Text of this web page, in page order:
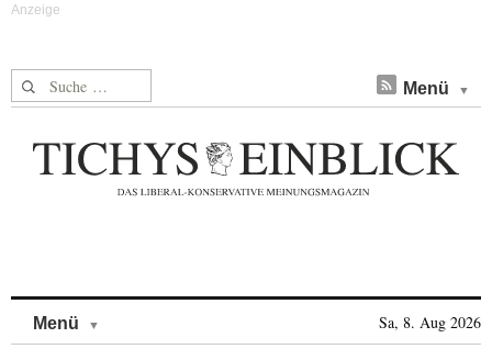
Suche nach: Menü
Menü Sa, 8. Aug 2026